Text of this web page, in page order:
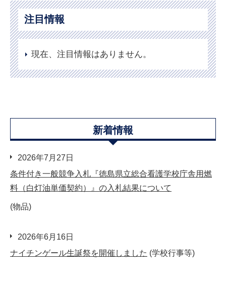
注目情報
現在、注目情報はありません。
新着情報
2026年7月27日
条件付き一般競争入札『徳島県立総合看護学校庁舎用燃
料（白灯油単価契約）』の入札結果について
(物品)
2026年6月16日
ナイチンゲール生誕祭を開催しました (学校行事等)